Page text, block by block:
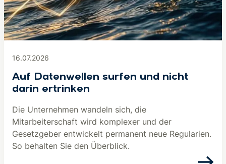
16.07.2026
Auf Datenwellen surfen und nicht
darin ertrinken
Die Unternehmen wandeln sich, die
Mitarbeiterschaft wird komplexer und der
Gesetzgeber entwickelt permanent neue Regularien.
So behalten Sie den Überblick.